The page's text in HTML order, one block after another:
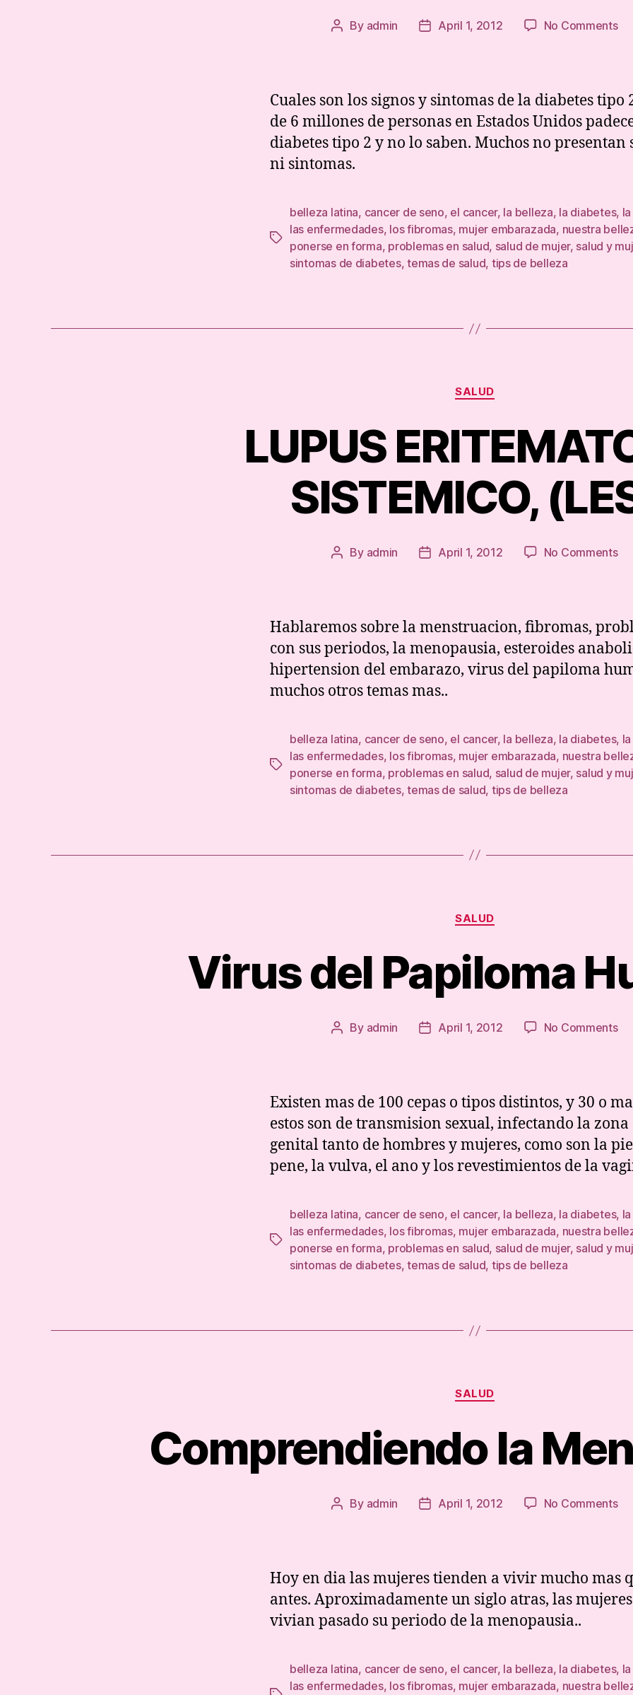
Post
By admin
PostApril 1, 2012 No Commentson
Cuales son los signos y sintomas de la diabetes tipo
de 6 millones de personas en Estados Unidos
diabetes tipo 2 y no lo saben. Muchos no presentan
ni sintomas.
Tags
belleza latina, cancer de seno, el cancer, la belleza, la diabetes,
las enfermedades, los fibromas, mujer embarazada, nuestra
ponerse en forma, problemas en salud, salud de mujer, salud y
sintomas de diabetes,temas de salud, tips de belleza
Categories
SALUD
LUPUS
SISTEMICO,
Post
By admin
PostApril 1, 2012 No Commentson
Hablaremos sobre la menstruacion, fibromas,
con sus periodos, la menopausia, esteroides
hipertension del embarazo, virus del papiloma
muchos otros temas mas..
Tags
belleza latina, cancer de seno, el cancer, la belleza, la diabetes,
las enfermedades, los fibromas, mujer embarazada, nuestra
ponerse en forma, problemas en salud, salud de mujer, salud y
sintomas de diabetes,temas de salud, tips de belleza
Categories
SALUD
Virus del Papiloma
Post
By admin
PostApril 1, 2012 No Commentson
Existen mas de 100 cepas o tipos distintos, y 30 o
estos son de transmision sexual, infectando la zona
genital tanto de hombres y mujeres, como son la
pene, la vulva, el ano y los revestimientos de la
Tags
belleza latina, cancer de seno, el cancer, la belleza, la diabetes,
las enfermedades, los fibromas, mujer embarazada, nuestra
ponerse en forma, problemas en salud, salud de mujer, salud y
sintomas de diabetes,temas de salud, tips de belleza
Categories
SALUD
Comprendiendo la
Post
By admin
PostApril 1, 2012 No Commentson
Hoy en dia las mujeres tienden a vivir mucho mas
antes. Aproximadamente un siglo atras, las
vivian pasado su periodo de la menopausia..
belleza latina, cancer de seno, el cancer, la belleza, la diabetes,
las enfermedades, los fibromas, mujer embarazada, nuestra